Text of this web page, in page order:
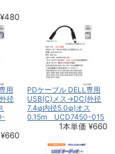
用
径
PDケーブル DELL専用
USB(C)メス→DC(外径
7.4φ内径5.0φ)オス
0.15m UCD7450-015
1本単価 ¥660